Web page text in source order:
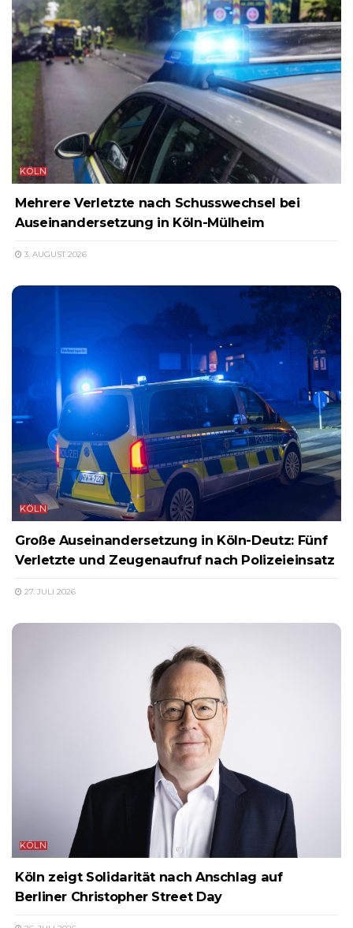
KÖLN
Mehrere Verletzte nach Schusswechsel bei
Auseinandersetzung in Köln-Mülheim
3. AUGUST 2026
KÖLN
Große Auseinandersetzung in Köln-Deutz: Fünf
Verletzte und Zeugenaufruf nach Polizeieinsatz
27. JULI 2026
KÖLN
Köln zeigt Solidarität nach Anschlag auf
Berliner Christopher Street Day